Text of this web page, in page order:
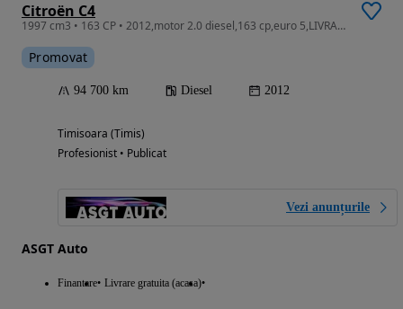
Citroën C4
1997 cm3 • 163 CP • 2012,motor 2.0 diesel,163 cp,euro 5,LIVRARE GRATUITA,GARANTIE
Promovat
94 700 km Diesel 2012
Timisoara (Timis)
Profesionist • Publicat
Vezi anunțurile
ASGT Auto
Finantare Livrare gratuita (acasa)